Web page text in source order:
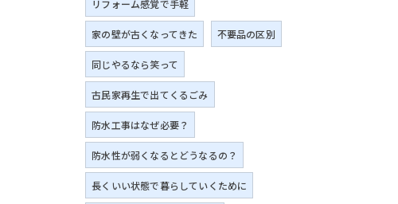
リフォーム感覚で手軽
家の壁が古くなってきた 不要品の区別
同じやるなら笑って
古民家再生で出てくるごみ
防水工事はなぜ必要？
防水性が弱くなるとどうなるの？
長くいい状態で暮らしていくために